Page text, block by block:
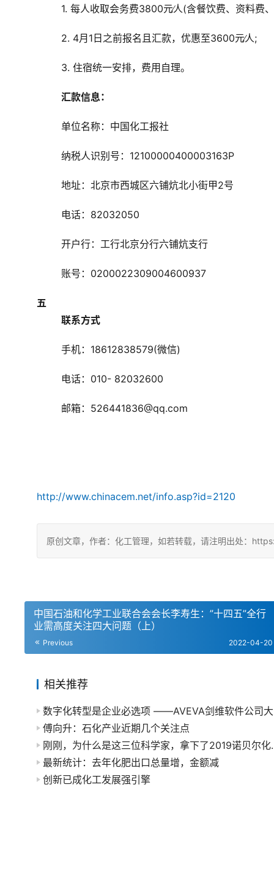
1. 每人收取会务费3800元∕人(含餐饮费、资料费
2. 4月1日之前报名且汇款，优惠至3600元∕人;
3. 住宿统一安排，费用自理。
汇款信息：
单位名称：中国化工报社
纳税人识别号：12100000400003163P
地址：北京市西城区六铺炕北小街甲2号
电话：82032050
开户行：工行北京分行六铺炕支行
账号：0200022309004600937
五
联系方式
手机：18612838579(微信)
电话：010- 82032600
邮箱：526441836@qq.com
http://www.chinacem.net/info.asp?id=2120
原创文章，作者：化工管理，如若转载，请注明出处：
​中国石油和化学工业联合会会长李寿生：”十四五”全行
业需高度关注四大问题（上）
Previous 2022-04-20
相关推荐
傅向升：石化产业近期几个关注点
刚刚，为什
最新统计：去年化肥出口总量增，金额减
创新已成化工发展强引擎